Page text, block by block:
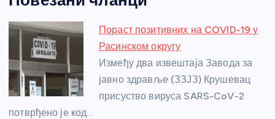
c
e
b
o
o
k
ss
e
n
g
er
itt
er
er at
s
A
p
p
a
g
e
e
st
e
Пораст позитивних на COVID-19 у
Расинском округу
Између два извештаја Завода за
јавно здравље (ЗЗЈЗ) Крушевац
присуство вируса SARS-CoV-2
потврђено је код…